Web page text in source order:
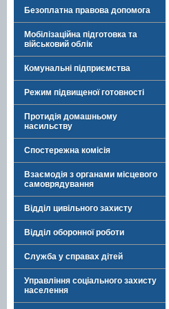
Безоплатна правова допомога
Мобілізаційна підготовка та
військовий облік
Комунальні підприємства
Режим підвищеної готовності
Протидія домашньому
насильству
Спостережна комісія
Взаємодія з органами місцевого
самоврядування
Відділ цивільного захисту
Відділ оборонної роботи
Служба у справах дітей
Управління соціального захисту
населення